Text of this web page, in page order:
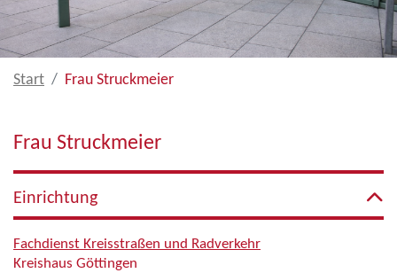
Start Frau Struckmeier
Frau Struckmeier
Einrichtung
Fachdienst Kreisstraßen und Radverkehr
Kreishaus Göttingen